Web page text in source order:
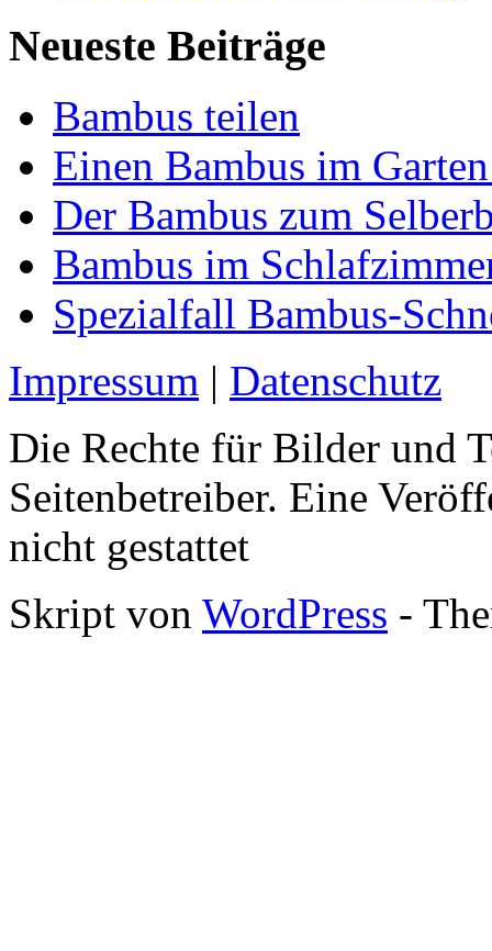
Neueste Beiträge
Bambus teilen
Einen Bambus im
Der Bambus zum
Bambus im
Spezialfall Bambus-
Impressum | Datenschutz
Die Rechte für Bilder und
Seitenbetreiber. Eine
nicht gestattet
Skript von WordPress -